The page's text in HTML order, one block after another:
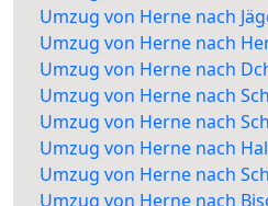
Umzug von Herne nach
Umzug von Herne nach
Umzug von Herne nach
Umzug von Herne nach
Umzug von Herne nach
Umzug von Herne nach
Umzug von Herne nach
Umzug von Herne nach